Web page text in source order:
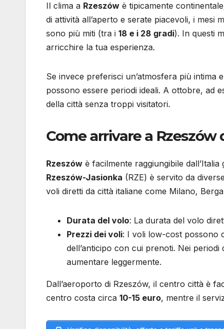
Il clima a Rzeszów è tipicamente
di attività all’aperto e serate piacevoli, i mesi
sono più miti (tra i 18 e i 28 gradi). In questi
arricchire la tua esperienza.
Se invece preferisci un’atmosfera più intima
possono essere periodi ideali. A ottobre, ad
della città senza troppi visitatori.
Come arrivare a Rzeszów
Rzeszów è facilmente raggiungibile
Rzeszów-Jasionka (RZE) è servito da
voli diretti da città italiane come Milano,
Durata del volo: La durata del volo
Prezzi dei voli: I voli low-cost possono
dell’anticipo con cui prenoti. Nei
aumentare leggermente.
Dall’aeroporto di Rzeszów, il centro città è
centro costa circa 10-15 euro, mentre il